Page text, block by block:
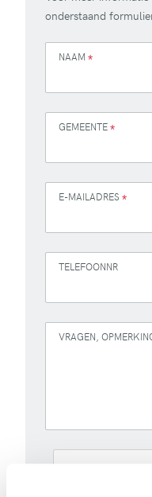
onderstaand
NAAM *
GEMEENTE*
E-MAILADRES *
TELEFOONNR
VRAGEN,